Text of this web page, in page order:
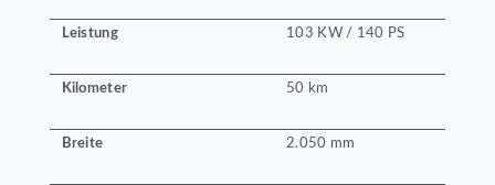
Leistung 103 KW / 140 PS
Kilometer 50 km
Breite 2.050 mm